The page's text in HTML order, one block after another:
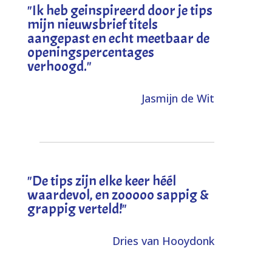
"Ik heb geinspireerd door je tips
mijn nieuwsbrief titels
aangepast en echt meetbaar de
openingspercentages
verhoogd."
Jasmijn de Wit
"De tips zijn elke keer héél
waardevol, en zooooo sappig &
grappig verteld!"
Dries van Hooydonk